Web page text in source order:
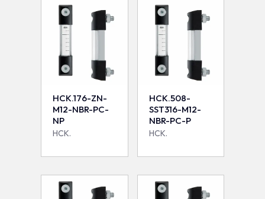
HCK.176-ZN-
M12-NBR-PC-
NP
HCK.
HCK.508-
SST316-M12-
NBR-PC-P
HCK.